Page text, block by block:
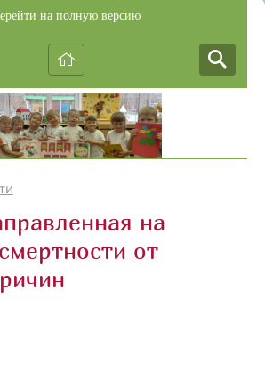
на полную версию
на
от